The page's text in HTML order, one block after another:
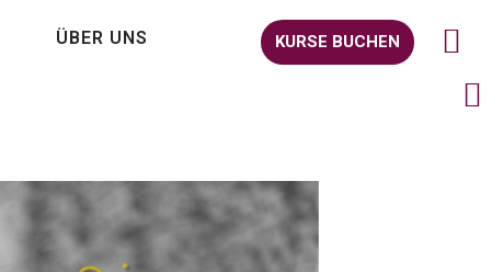
ÜBER UNS KURSE BUCHEN